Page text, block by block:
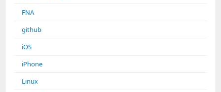
FNA
github
iOS
iPhone
Linux